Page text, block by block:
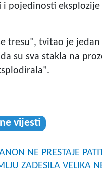
i pojedinosti eksplozije
tresu", tvitao je
su sva stakla na
vijesti
NE PRESTAJE
ZADESILA VELIKA